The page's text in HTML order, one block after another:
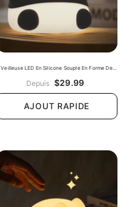
Veilleuse LED En Silicone Souple En Forme De
Depuis $29.99
AJOUT RAPIDE